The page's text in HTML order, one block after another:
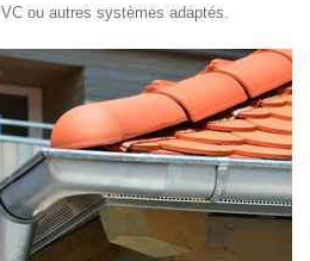
ou autres systèmes adaptés.